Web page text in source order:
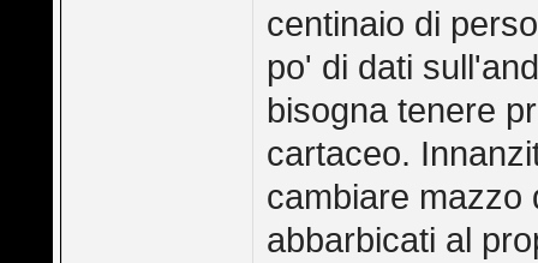
centinaio di
po' di dati
bisogna tenere
cartaceo.
cambiare mazzo
abbarbicati al